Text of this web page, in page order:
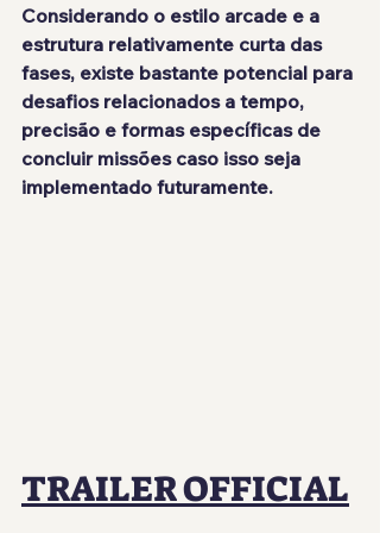
Considerando o estilo arcade e a
estrutura relativamente curta das
fases, existe bastante potencial para
desafios relacionados a tempo,
precisão e formas específicas de
concluir missões caso isso seja
implementado futuramente.
TRAILER OFFICIAL